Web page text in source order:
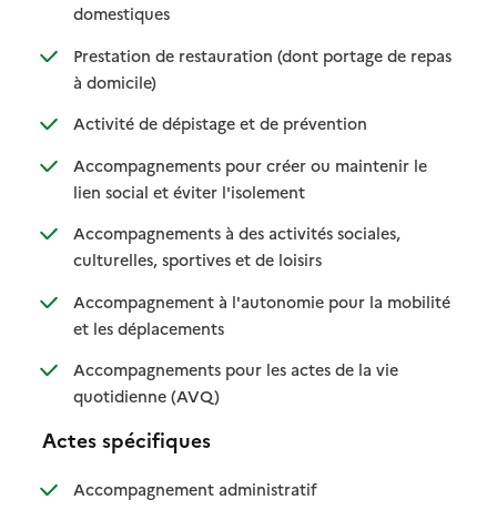
domestiques: disponible
: non disponible
Prestation de restauration (dont portage de repas
à domicile): disponible
: non disponible
Activité de dépistage et de prévention: disponible
: non disponible
Accompagnements pour créer ou maintenir le
lien social et éviter l'isolement: disponible
: non disponible
Accompagnements à des activités sociales,
culturelles, sportives et de loisirs: disponible
: non disponible
Accompagnement à l'autonomie pour la mobilité
et les déplacements: disponible
: non disponible
Accompagnements pour les actes de la vie
quotidienne (AVQ): disponible
: non disponible
Actes spécifiques
Accompagnement administratif: disponible
: non disponible